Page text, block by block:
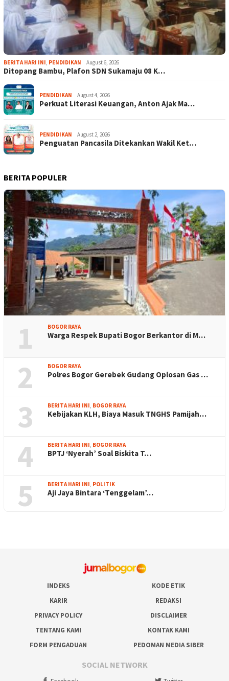
BERITA HARI INI, PENDIDIKAN August 6, 2026
Ditopang Bambu, Plafon SDN Sukamaju 08 K…
PENDIDIKAN August 4, 2026
Perkuat Literasi Keuangan, Anton Ajak Ma…
PENDIDIKAN August 2, 2026
Penguatan Pancasila Ditekankan Wakil Ket…
BERITA POPULER
1 BOGOR RAYA
Warga Respek Bupati Bogor Berkantor di M…
2 BOGOR RAYA
Polres Bogor Gerebek Gudang Oplosan Gas …
3 BERITA HARI INI BOGOR RAYA
Kebijakan KLH, Biaya Masuk TNGHS Pamijah…
4 BERITA HARI INI BOGOR RAYA
BPTJ ‘Nyerah’ Soal Biskita T…
5 BERITA HARI INI POLITIK
Aji Jaya Bintara ‘Tenggelam’…
INDEKS
KODE ETIK
KARIR
REDAKSI
PRIVACY POLICY
DISCLAIMER
TENTANG KAMI
KONTAK KAMI
FORM PENGADUAN
PEDOMAN MEDIA SIBER
SOCIAL NETWORK